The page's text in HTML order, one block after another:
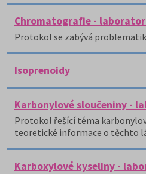
Chromatografie -
Protokol se zabývá
Isoprenoidy
Karbonylové sloučeniny -
Protokol řešící téma
teoretické informace o těchto
Karboxylové kyseliny -